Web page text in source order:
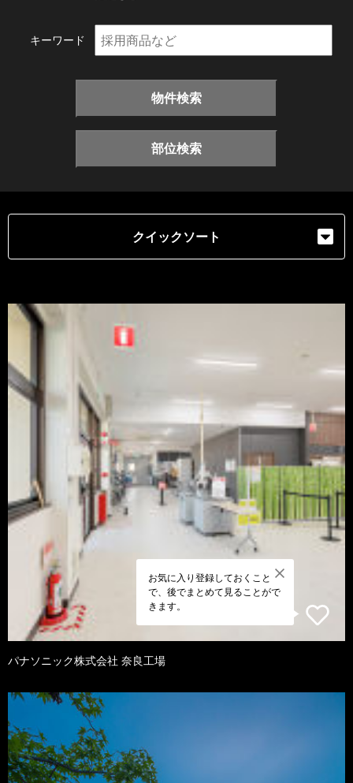
キーワード
物件検索
部位検索
クイックソート
お気に入り登録しておくこと
で、後でまとめて見ることがで
きます。
パナソニック株式会社 奈良工場